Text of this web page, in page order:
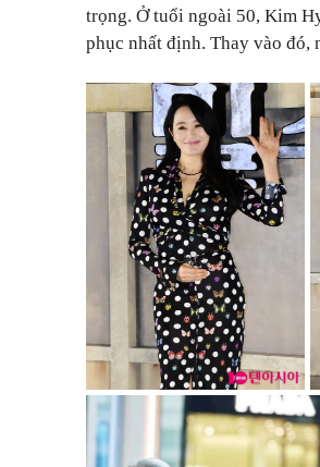
trọng. Ở tuổi ngoài 50, Kim
phục nhất định. Thay vào đó,